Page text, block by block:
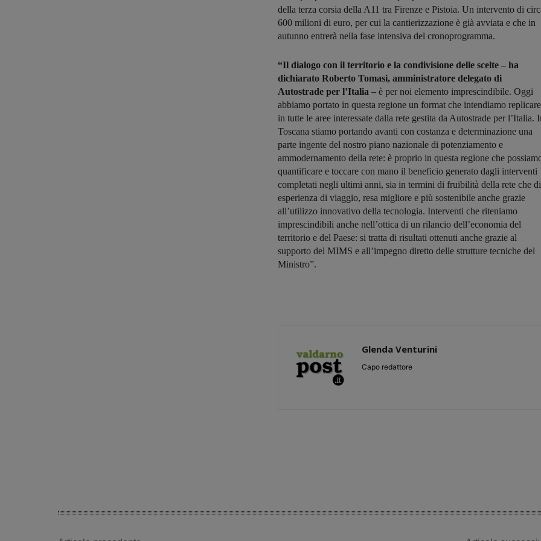
della terza corsia della A11 tra Firenze e Pistoia. Un intervento di
600 milioni di euro, per cui la cantierizzazione è già avviata e che in
autunno entrerà nella fase intensiva del cronoprogramma.
“Il dialogo con il territorio e la condivisione delle scelte – ha
dichiarato Roberto Tomasi, amministratore delegato di
Autostrade per l’Italia – è per noi elemento imprescindibile. Oggi
abbiamo portato in questa regione un format che intendiamo replicare
in tutte le aree interessate dalla rete gestita da Autostrade per l’Italia.
Toscana stiamo portando avanti con costanza e determinazione una
parte ingente del nostro piano nazionale di potenziamento e
ammodernamento della rete: è proprio in questa regione che
quantificare e toccare con mano il beneficio generato dagli interventi
completati negli ultimi anni, sia in termini di fruibilità della rete che di
esperienza di viaggio, resa migliore e più sostenibile anche grazie
all’utilizzo innovativo della tecnologia. Interventi che riteniamo
imprescindibili anche nell’ottica di un rilancio dell’economia del
territorio e del Paese: si tratta di risultati ottenuti anche grazie al
supporto del MIMS e all’impegno diretto delle strutture tecniche del
Ministro”.
Glenda Venturini
Capo redattore